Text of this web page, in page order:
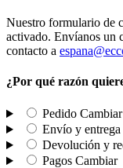
Nuestro formulario de
activado. Envíanos un
contacto a
¿Por qué razón
Pedido Cambiar
Envío y entrega
Devolución y
Pagos Cambiar